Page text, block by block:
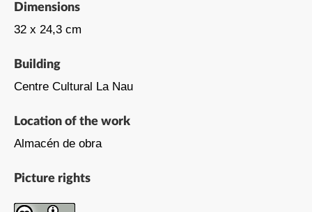
Dimensions
32 x 24,3 cm
Building
Centre Cultural La Nau
Location of the work
Almacén de obra
Picture rights